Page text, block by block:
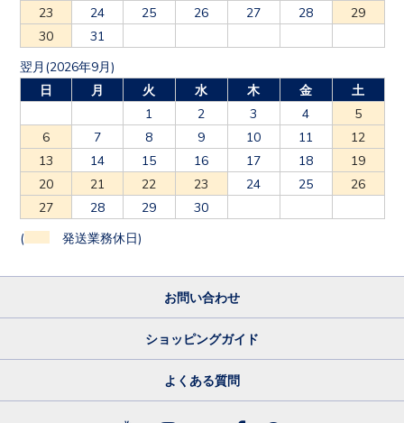
23
24 25 26 27 28
29
30
31
翌月(2026年9月)
日
月 火 水 木 金
土
1
2 3 4
5
6
7 8 9 10 11
12
13
14 15 16 17 18
19
20
21 22 23 24 25
26
27
28 29 30
( 発送業務休日)
お問い合わせ
ショッピングガイド
よくある質問